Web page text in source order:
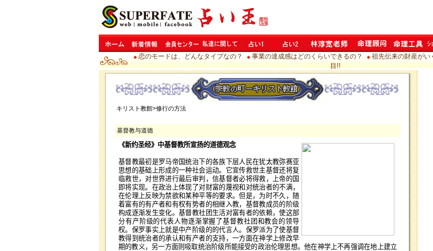
◆恋のモードは、どんなタイプなの？ ◆事業の達成感はどのくらいできるの？ ◆ 祖先伝来の財産がい
目!!
キリスト教館>修行の方法
基督教与道德
《新约圣经》中基督教所宣扬的道德观念
基督教最初是罗马帝国统治下的各族下层人民在犹太教弥赛亚
思想的基础上形成的一种社会运动。它宣传救世主基督还将复
临救世，对世界进行最后审判，信基督者必将得救，上帝的国
即将实现。在政治上体现了对财富的蔑视和对统治者的不满，
在伦理上反映为禁欲和某种平等的要求。但是，为时不久，随
着富有的有产者和有权有势者的相继入教，基督教成员的阶级
构成逐渐发生变化。基督教社团生活对富有者的依赖，使这部
分有产阶级的代表人物逐渐掌握了基督教社团和教会的领导
权。保罗事实上就是中产阶级的的代言人。保罗派为了使基督
教得到统治者的承认和有产者的支持，一方面在神学上修改早
期的教义，另一方面则吸取统治阶级所能接受的政治伦理思想。他在神学上不再强调在地上建立